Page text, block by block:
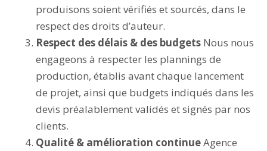
produisons soient vérifiés et sourcés, dans le
respect des droits d’auteur.
Respect des délais & des budgets Nous nous
engageons à respecter les plannings de
production, établis avant chaque lancement
de projet, ainsi que budgets indiqués dans les
devis préalablement validés et signés par nos
clients.
Qualité & amélioration continueAgence